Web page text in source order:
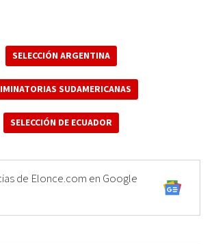
SELECCIÓN ARGENTINA
SUDAMERICANAS
SELECCIÓN DE ECUADOR
de Elonce.com en Google